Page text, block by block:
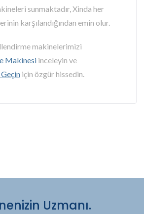
sunmaktadır, Xinda her
karşılandığından emin olur.
makinelerimizi
Makinesi inceleyin ve
için özgür hissedin.
Uzmanı.